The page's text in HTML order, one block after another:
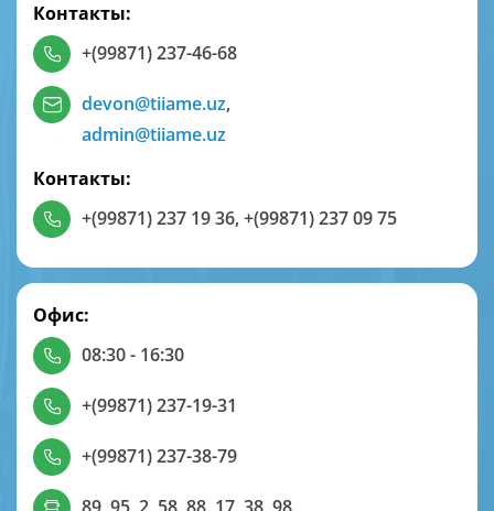
Контакты:
+(99871) 237-46-68
devon@tiiame.uz,
admin@tiiame.uz
Контакты:
+(99871) 237 19 36,+(99871) 237 09 75
Офис:
08:30 - 16:30
+(99871) 237-19-31
+(99871) 237-38-79